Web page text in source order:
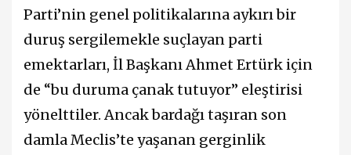
Parti’nin genel politikalarına aykırı bir
duruş sergilemekle suçlayan parti
emektarları, İl Başkanı Ahmet Ertürk için
de “bu duruma çanak tutuyor” eleştirisi
yönelttiler. Ancak bardağı taşıran son
damla Meclis’te yaşanan gerginlik